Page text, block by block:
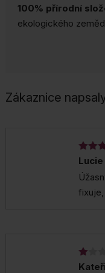
100% přírodní
ekologického
Zákaznice
Lucie
H